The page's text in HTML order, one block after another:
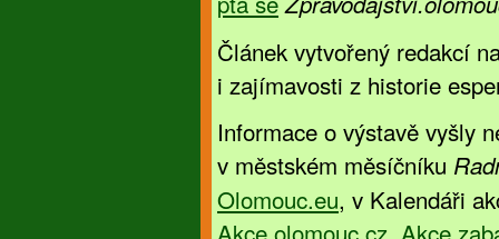
Článek vytvořený redakcí
i zajímavosti z historie
Informace o výstavě vyšly
v městském měsíčníku
Olomouc.eu, v Kalendáři
Akce.olomouc.cz